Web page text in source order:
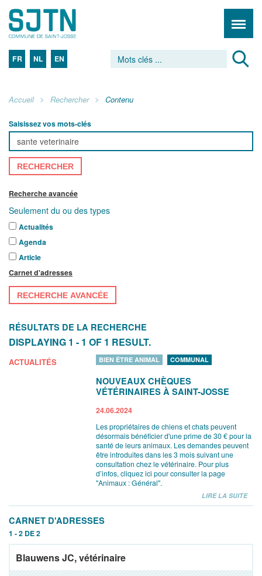
FR NL EN
Accueil Rechercher Contenu
Saisissez vos mots-clés
RECHERCHER
Recherche avancée
Seulement du ou des types
Actualités
Agenda
Article
Carnet d'adresses
RECHERCHE AVANCÉE
RÉSULTATS DE LA RECHERCHE
DISPLAYING 1 - 1 OF 1 RESULT.
ACTUALITÉS BIEN ÊTRE ANIMAL COMMUNAL
NOUVEAUX CHÈQUES
VÉTÉRINAIRES À SAINT-JOSSE
24.06.2024
Les propriétaires de chiens et chats peuvent
désormais bénéficier d'une prime de 30 € pour la
santé de leurs animaux. Les demandes peuvent
être introduites dans les 3 mois suivant une
consultation chez le vétérinaire. Pour plus
d’infos, cliquez ici pour consulter la page
"Animaux : Général".
LIRE LA SUITE
CARNET D'ADRESSES
1 - 2 DE 2
Blauwens JC, vétérinaire